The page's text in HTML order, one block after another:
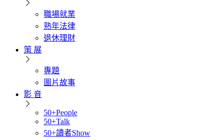
職場就業
熟年法律
退休理財
策 展
專題
圖片故事
影 音
50+People
50+Talk
50+讀者Show